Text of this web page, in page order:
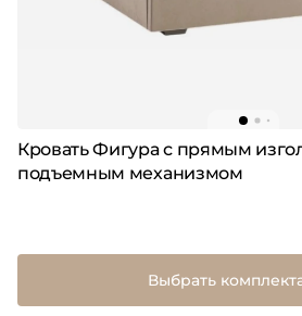
Кровать Фигура с прямым
подъемным механизмом
Выбрать